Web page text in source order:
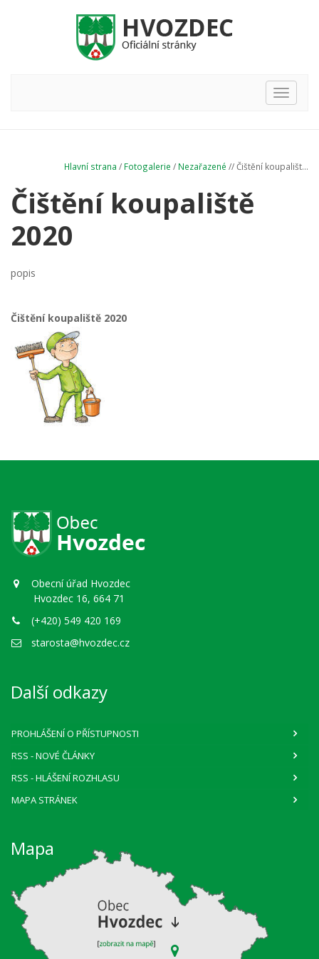
Hlavní
nabídka
Hlavní strana / Fotogalerie / Nezařazené // Čištění koupališt...
Čištění koupaliště
2020
popis
Čištění koupaliště 2020
Obecní úřad Hvozdec
Hvozdec 16, 664 71
(+420) 549 420 169
starosta@hvozdec.cz
Další odkazy
PROHLÁŠENÍ O PŘÍSTUPNOSTI
RSS - NOVÉ ČLÁNKY
RSS - HLÁŠENÍ ROZHLASU
MAPA STRÁNEK
Mapa